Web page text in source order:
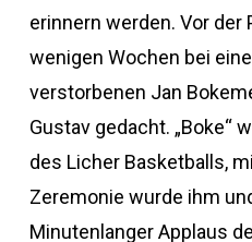
erinnern werden. Vor der
wenigen Wochen bei
verstorbenen Jan
Gustav gedacht. „Boke“
des Licher Basketballs,
Zeremonie wurde ihm
Minutenlanger Applaus